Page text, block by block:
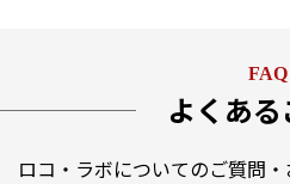
FAQ
よくあ
ロコ・ラボについてのご質問